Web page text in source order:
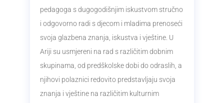
pedagoga s dugogodišnjim iskustvom stručno
i odgovorno radi s djecom i mladima prenoseći
svoja glazbena znanja, iskustva i vještine. U
Ariji su usmjereni na rad s različitim dobnim
skupinama, od predškolske dobi do odraslih, a
njihovi polaznici redovito predstavljaju svoja
znanja i vještine na različitim kulturnim